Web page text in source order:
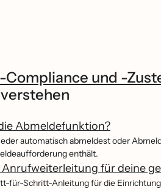
Compliance und -
Abmeldefunktion?
automatisch abmeldest oder
enthält.
für deine
für-Schritt-Anleitung für die